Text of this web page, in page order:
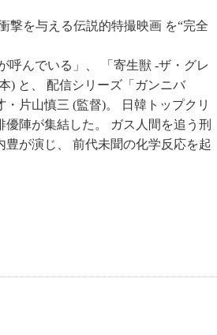
撃を与える伝説的特撮映画 を“完全
呼んでいる」、 「寄生獣 -ザ・グレ
) と、 配信シリーズ「ガンニバ
片山慎三 (監督)。 日韓トップクリ
陣が集結した。 ガス人間を追う刑
が演じ、 前代未聞の化学反応を起